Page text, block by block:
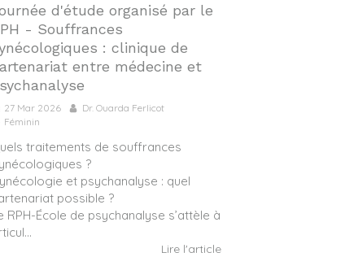
d'étude organisé par le
- Souffrances
: clinique de
entre médecine et
27 Mar 2026
Dr. Ouarda Ferlicot
Féminin
traitements de souffrances
?
et psychanalyse : quel
possible ?
RPH-École de psychanalyse s’attèle à
Lire l'article